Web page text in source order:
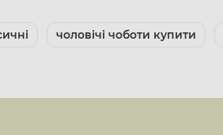
чоловічі чоботи купити